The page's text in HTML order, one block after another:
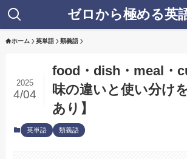
ゼロから極める英
ホーム 英単語 類義語
food・dish・meal・
味の違いと使い分け
あり】
2025
4/04
英単語 類義語